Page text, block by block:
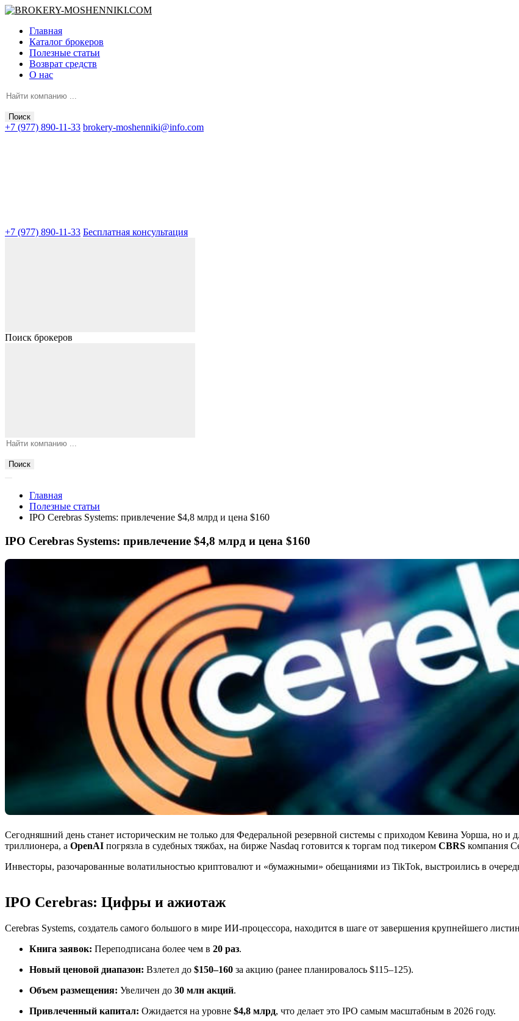
Главная
Каталог брокеров
Полезные статьи
Возврат средств
О нас
Поиск
+7 (977) 890-11-33 brokery-moshenniki@info.com
+7 (977) 890-11-33 Бесплатная консультация
Поиск брокеров
Поиск
Главная
Полезные статьи
IPO Cerebras Systems: привлечение $4,8 млрд и цена $160
IPO Cerebras Systems: привлечение $4,8 млрд и цена $160
Сегодняшний день станет историческим не только для Федеральной резервной системы с приходом Кевина Уорша, но и
триллионера, а OpenAI погрязла в судебных тяжбах, на бирже Nasdaq готовится к торгам под тикером CBRS компания
Инвесторы, разочарованные волатильностью криптовалют и «бумажными» обещаниями из TikTok, выстроились в
IPO Cerebras: Цифры и ажиотаж
Cerebras Systems, создатель самого большого в мире ИИ-процессора, находится в шаге от завершения крупнейшего
Книга заявок: Переподписана более чем в 20 раз.
Новый ценовой диапазон: Взлетел до $150–160 за акцию (ранее планировалось $115–125).
Объем размещения: Увеличен до 30 млн акций.
Привлеченный капитал: Ожидается на уровне $4,8 млрд, что делает это IPO самым масштабным в 2026 году.